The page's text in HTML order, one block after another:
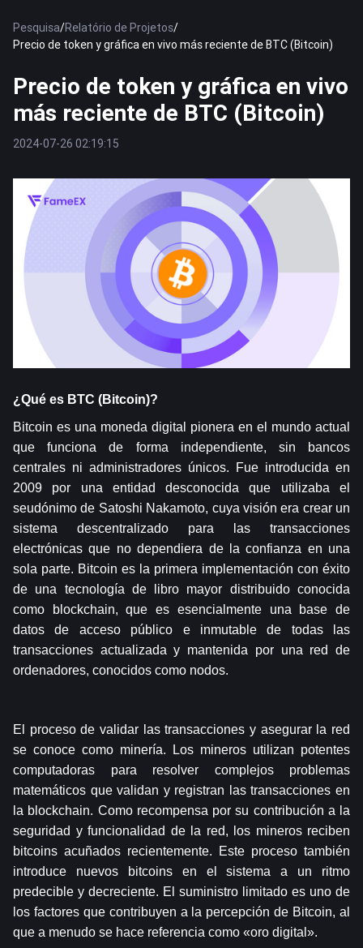
Pesquisa/Relatório de Projetos/
Precio de token y gráfica en vivo más reciente de BTC (Bitcoin)
Precio de token y gráfica en vivo
más reciente de BTC (Bitcoin)
2024-07-26 02:19:15
¿Qué es BTC (Bitcoin)?
Bitcoin es una moneda digital pionera en el mundo actual
que funciona de forma independiente, sin bancos
centrales ni administradores únicos. Fue introducida en
2009 por una entidad desconocida que utilizaba el
seudónimo de Satoshi Nakamoto, cuya visión era crear un
sistema descentralizado para las transacciones
electrónicas que no dependiera de la confianza en una
sola parte. Bitcoin es la primera implementación con éxito
de una tecnología de libro mayor distribuido conocida
como blockchain, que es esencialmente una base de
datos de acceso público e inmutable de todas las
transacciones actualizada y mantenida por una red de
ordenadores, conocidos como nodos.
El proceso de validar las transacciones y asegurar la red
se conoce como minería. Los mineros utilizan potentes
computadoras para resolver complejos problemas
matemáticos que validan y registran las transacciones en
la blockchain. Como recompensa por su contribución a la
seguridad y funcionalidad de la red, los mineros reciben
bitcoins acuñados recientemente. Este proceso también
introduce nuevos bitcoins en el sistema a un ritmo
predecible y decreciente. El suministro limitado es uno de
los factores que contribuyen a la percepción de Bitcoin, al
que a menudo se hace referencia como «oro digital».